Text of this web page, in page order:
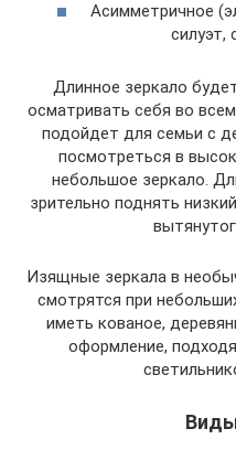
Асимметричное
силуэт,
Длинное зеркало
осматривать себя во
подойдет для семьи с
посмотреться в
небольшое зеркало.
зрительно поднять
Изящные зеркала в
смотрятся при
иметь кованое,
оформление,